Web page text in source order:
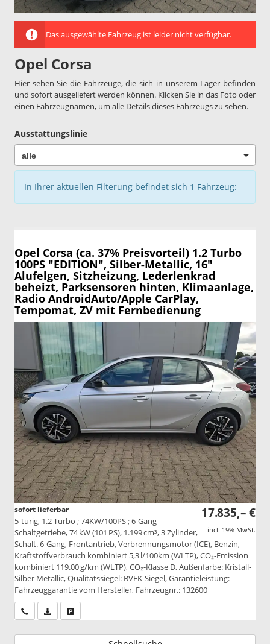
Das ausgewählte Fahrzeug ist leider nicht verfügbar.
Opel Corsa
Hier sehen Sie die Fahrzeuge, die sich in unserem Lager befinden
und sofort ausgeliefert werden können. Klicken Sie in das Foto oder
einen Fahrzeugnamen, um alle Details dieses Fahrzeugs zu sehen.
Ausstattungslinie
In Ihrer aktuellen Filterung befindet sich 1 Fahrzeug:
Opel Corsa (ca. 37% Preisvorteil) 1.2 Turbo
100PS "EDITION", Silber-Metallic, 16"
Alufelgen, Sitzheizung, Lederlenkrad
beheizt, Parksensoren hinten, Klimaanlage,
Radio AndroidAuto/Apple CarPlay,
Tempomat, ZV mit Fernbedienung
17.835,– €
incl. 19% MwSt.
sofort lieferbar
5-türig, 1.2 Turbo ; 74KW/100PS ; 6-Gang-
Schaltgetriebe, 74 kW (101 PS), 1.199 cm³, 3 Zylinder,
Schalt. 6-Gang, Frontantrieb, Verbrennungsmotor (ICE), Benzin,
Kraftstoffverbrauch kombiniert 5,3 l/100km (WLTP), CO₂-Emission
kombiniert 119.00 g/km (WLTP), CO₂-Klasse D, Außenfarbe: Kristall-
Silber Metallic, Qualitätssiegel: BVFK-Siegel, Garantieleistung:
Fahrzeuggarantie vom Hersteller, Fahrzeugnr.: 132600
Wir rufen Sie anPDF-Datei, Fahrzeugexposé drucken